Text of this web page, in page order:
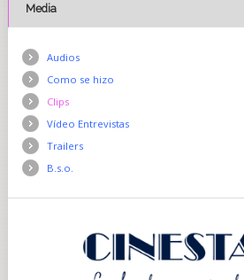
Media
Audios
Como se hizo
Clips
Vídeo Entrevistas
Trailers
B.s.o.